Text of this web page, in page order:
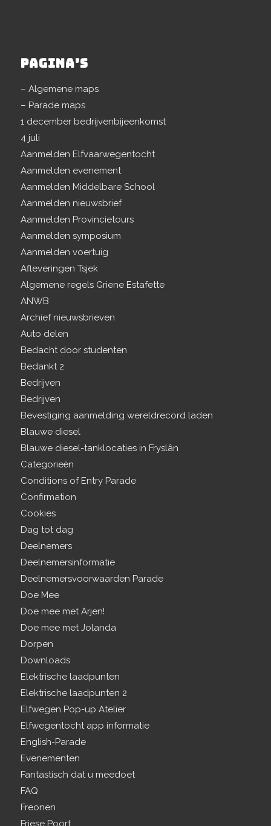
PAGINA’S
– Algemene maps
– Parade maps
1 december bedrijvenbijeenkomst
4 juli
Aanmelden Elfvaarwegentocht
Aanmelden evenement
Aanmelden Middelbare School
Aanmelden nieuwsbrief
Aanmelden Provincietours
Aanmelden symposium
Aanmelden voertuig
Afleveringen Tsjek
Algemene regels Griene Estafette
ANWB
Archief nieuwsbrieven
Auto delen
Bedacht door studenten
Bedankt 2
Bedrijven
Bedrijven
Bevestiging aanmelding wereldrecord laden
Blauwe diesel
Blauwe diesel-tanklocaties in Fryslân
Categorieën
Conditions of Entry Parade
Confirmation
Cookies
Dag tot dag
Deelnemers
Deelnemersinformatie
Deelnemersvoorwaarden Parade
Doe Mee
Doe mee met Arjen!
Doe mee met Jolanda
Dorpen
Downloads
Elektrische laadpunten
Elektrische laadpunten 2
Elfwegen Pop-up Atelier
Elfwegentocht app informatie
English-Parade
Evenementen
Fantastisch dat u meedoet
FAQ
Freonen
Friese Poort